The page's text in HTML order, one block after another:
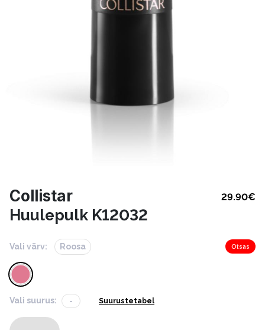
Collistar 29.90€
Huulepulk K12032
Vali värv: Roosa Otsas
Vali suurus: - Suurustetabel